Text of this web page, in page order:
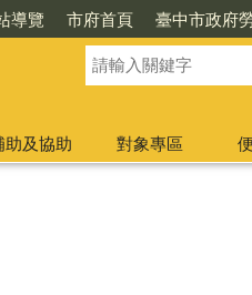
導覽 市府首頁 臺中市政府
助及協助 對象專區